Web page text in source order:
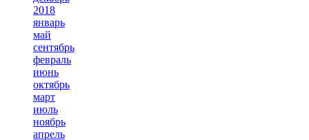
2018
январь
май
сентябрь
февраль
июнь
октябрь
март
июль
ноябрь
апрель